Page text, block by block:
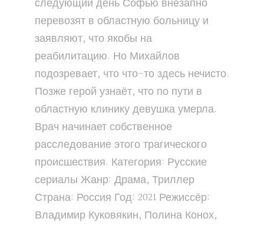
перевозят в областную больницу и
заявляют, что якобы на
реабилитацию. Но Михайлов
подозревает, что что-то здесь нечисто.
Позже герой узнаёт, что по пути в
областную клинику девушка умерла.
Врач начинает собственное
расследование этого трагического
происшествия. Категория: Русские
сериалы Жанр: Драма, Триллер
Страна: Россия Год: 2021 Режиссёр:
Владимир Куковякин, Полина Конох,